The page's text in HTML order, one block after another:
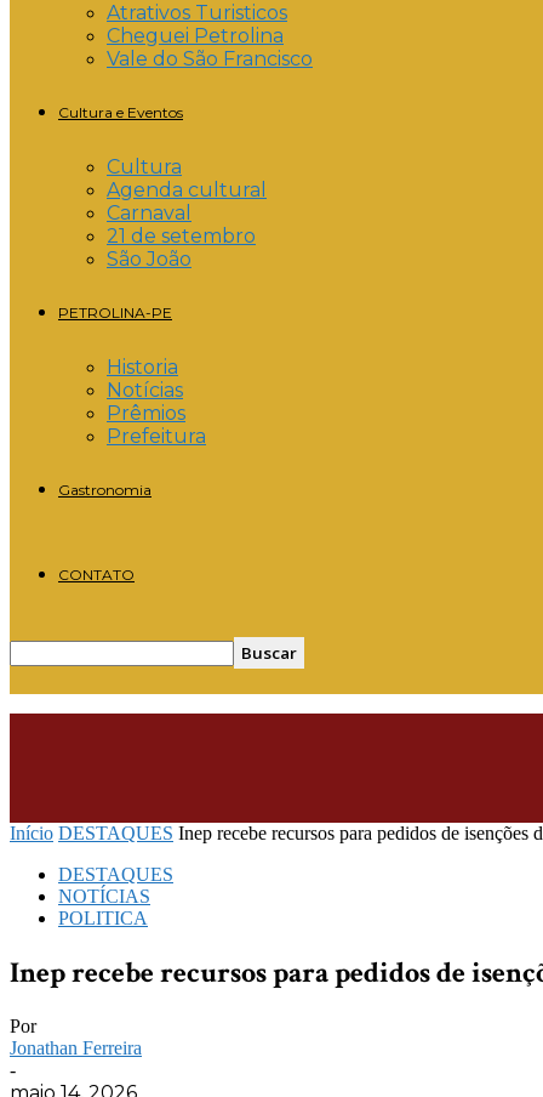
Atrativos Turisticos
Cheguei Petrolina
Vale do São Francisco
Cultura e Eventos
Cultura
Agenda cultural
Carnaval
21 de setembro
São João
PETROLINA-PE
Historia
Notícias
Prêmios
Prefeitura
Gastronomia
CONTATO
Início DESTAQUES Inep recebe recursos para pedidos de isenções
DESTAQUES
NOTÍCIAS
POLITICA
Inep recebe recursos para pedidos de
Por
Jonathan Ferreira
-